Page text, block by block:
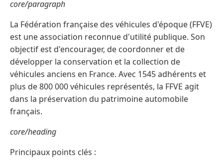
core/paragraph
La Fédération française des véhicules d'époque (FFVE)
est une association reconnue d'utilité publique. Son
objectif est d'encourager, de coordonner et de
développer la conservation et la collection de
véhicules anciens en France. Avec 1545 adhérents et
plus de 800 000 véhicules représentés, la FFVE agit
dans la préservation du patrimoine automobile
français.
core/heading
Principaux points clés :